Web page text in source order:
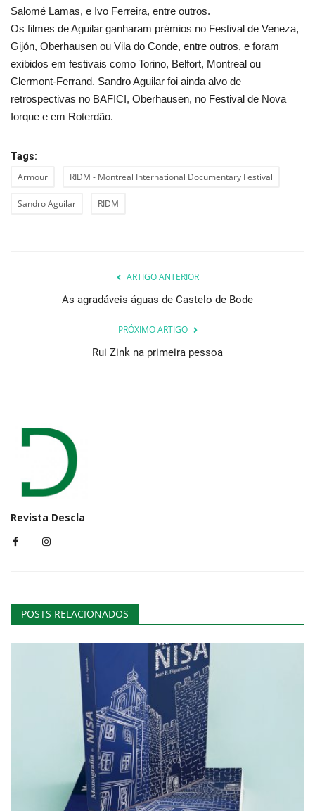
Salomé Lamas, e Ivo Ferreira, entre outros.
Os filmes de Aguilar ganharam prémios no Festival de Veneza,
Gijón, Oberhausen ou Vila do Conde, entre outros, e foram
exibidos em festivais como Torino, Belfort, Montreal ou
Clermont-Ferrand. Sandro Aguilar foi ainda alvo de
retrospectivas no BAFICI, Oberhausen, no Festival de Nova
Iorque e em Roterdão.
Tags:
Armour RIDM - Montreal International Documentary Festival
Sandro Aguilar RIDM
ARTIGO ANTERIOR
As agradáveis águas de Castelo de Bode
PRÓXIMO ARTIGO
Rui Zink na primeira pessoa
Revista Descla
POSTS RELACIONADOS